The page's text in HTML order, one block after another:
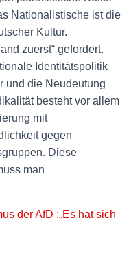
Nationalistische ist die
Kultur.
zuerst“ gefordert.
Identitätspolitik
und die Neudeutung
besteht vor allem
mit
gegen
Diese
man
der AfD :„Es hat sich